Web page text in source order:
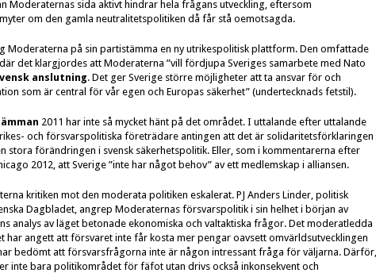
Moderaternas sida aktivt hindrar hela frågans utveckling, eftersom
om den gamla neutralitetspolitiken då får stå oemotsagda.
Moderaterna på sin partistämma en ny utrikespolitisk plattform. Den omfattade
det klargjordes att Moderaterna ”vill fördjupa Sveriges samarbete med Nato
anslutning. Det ger Sverige större möjligheter att ta ansvar för och
som är central för vår egen och Europas säkerhet” (undertecknads fetstil).
2011 har inte så mycket hänt på det området. I uttalande efter uttalande
och försvarspolitiska företrädare antingen att det är solidaritetsförklaringen
stora förändringen i svensk säkerhetspolitik. Eller, som i kommentarerna efter
2012, att Sverige ”inte har något behov” av ett medlemskap i alliansen.
kritiken mot den moderata politiken eskalerat. PJ Anders Linder, politisk
Dagbladet, angrep Moderaternas försvarspolitik i sin helhet i början av
analys av läget betonade ekonomiska och valtaktiska frågor. Det moderatledda
har angett att försvaret inte får kosta mer pengar oavsett omvärldsutvecklingen
bedömt att försvarsfrågorna inte är någon intressant fråga för väljarna. Därför,
inte bara politikområdet för fäfot utan drivs också inkonsekvent och